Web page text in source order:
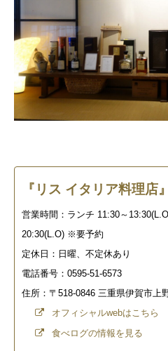
『リス イタリア料理店
営業時間：ランチ 11:30～
20:30(L.O) ※要予約
定休日：日曜、不定休あり
電話番号：0595-51-6573
住所：〒518-0846 三重県伊賀市上
オフィシャルwebはこちら
食べログの情報を見る